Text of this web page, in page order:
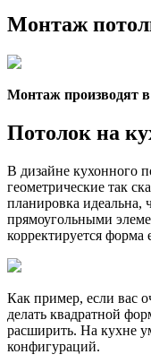
Монтаж
Монтаж производят
Потолок на
В дизайне кухонного
геометрические так
планировка идеальна,
прямоугольными
корректируется форма
Как пример, если вас
делать квадратной
расширить. На кухне
конфигураций.